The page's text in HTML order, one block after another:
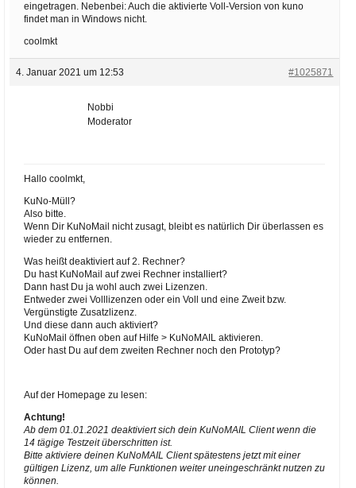
eingetragen. Nebenbei: Auch die aktivierte Voll-Version von kuno
findet man in Windows nicht.
coolmkt
4. Januar 2021 um 12:53 #1025871
Nobbi
Moderator
Hallo coolmkt,
KuNo-Müll?
Also bitte.
Wenn Dir KuNoMail nicht zusagt, bleibt es natürlich Dir überlassen es
wieder zu entfernen.
Was heißt deaktiviert auf 2. Rechner?
Du hast KuNoMail auf zwei Rechner installiert?
Dann hast Du ja wohl auch zwei Lizenzen.
Entweder zwei Volllizenzen oder ein Voll und eine Zweit bzw.
Vergünstigte Zusatzlizenz.
Und diese dann auch aktiviert?
KuNoMail öffnen oben auf Hilfe > KuNoMAIL aktivieren.
Oder hast Du auf dem zweiten Rechner noch den Prototyp?
Auf der Homepage zu lesen:
Achtung!
Ab dem 01.01.2021 deaktiviert sich dein KuNoMAIL Client wenn die
14 tägige Testzeit überschritten ist.
Bitte aktiviere deinen KuNoMAIL Client spätestens jetzt mit einer
gültigen Lizenz, um alle Funktionen weiter uneingeschränkt nutzen zu
können.